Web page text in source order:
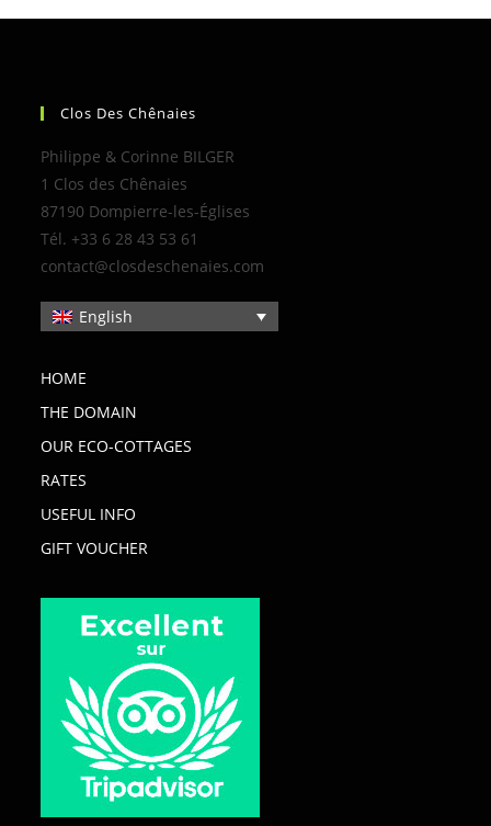
Clos Des Chênaies
Philippe & Corinne BILGER
1 Clos des Chênaies
87190 Dompierre-les-Églises
Tél. +33 6 28 43 53 61
contact@closdeschenaies.com
English
HOME
THE DOMAIN
OUR ECO-COTTAGES
RATES
USEFUL INFO
GIFT VOUCHER